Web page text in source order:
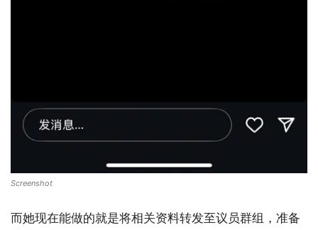
Screenshot
而她现在能做的就是将相关资料转发至议员群组，准备